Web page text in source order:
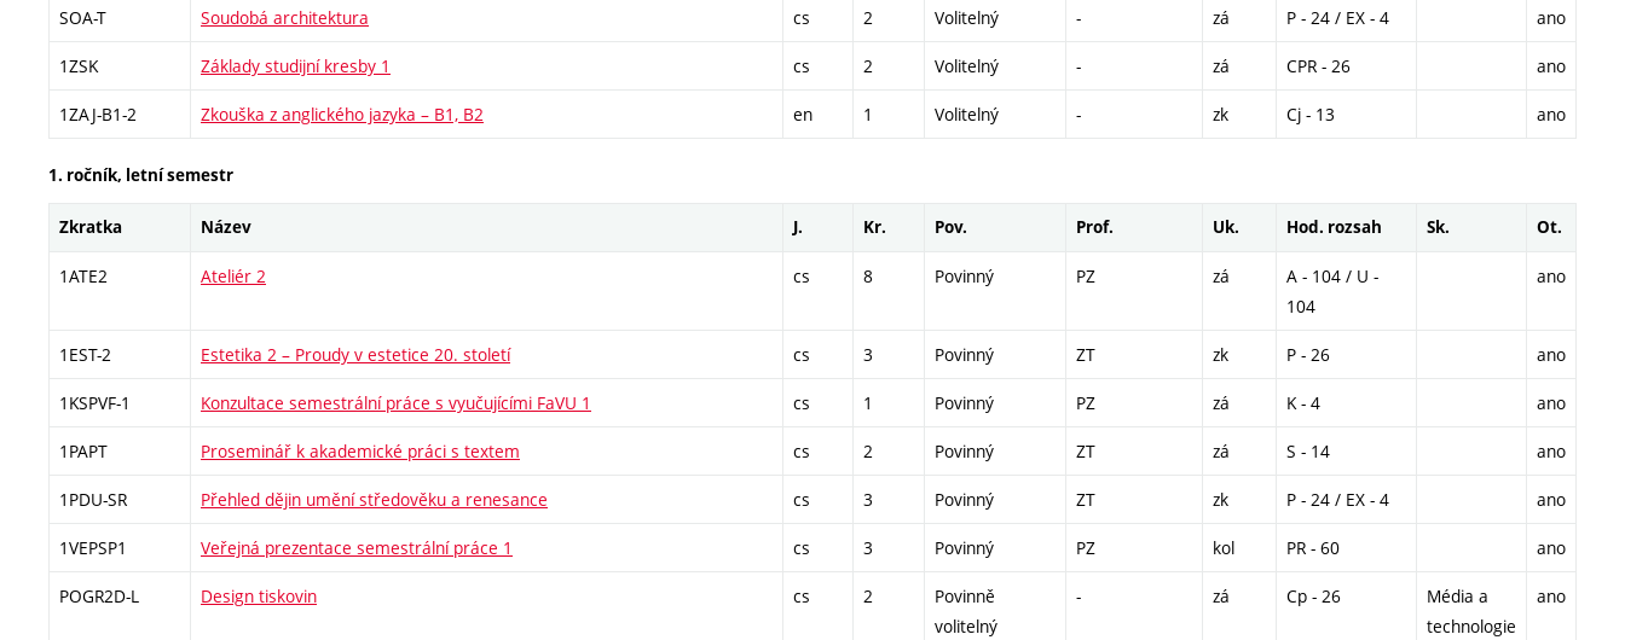
SOA-T Soudobá architektura cs 2 Volitelný - zá P - 24 / EX - 4 ano
1ZSK Základy studijní kresby 1 cs 2 Volitelný - zá CPR - 26 ano
1ZAJ-B1-2 Zkouška z anglického jazyka – B1, B2 en 1 Volitelný - zk Cj - 13 ano
1. ročník, letní semestr
Zkratka Název J. Kr. Pov. Prof. Uk. Hod. rozsah Sk. Ot.
1ATE2 Ateliér 2 cs 8 Povinný PZ zá
A - 104 / U -
104
ano
1EST-2 Estetika 2 – Proudy v estetice 20. století cs 3 Povinný ZT zk P - 26 ano
1KSPVF-1 Konzultace semestrální práce s vyučujícími FaVU 1 cs 1 Povinný PZ zá K - 4 ano
1PAPT Proseminář k akademické práci s textem cs 2 Povinný ZT zá S - 14 ano
1PDU-SR Přehled dějin umění středověku a renesance cs 3 Povinný ZT zk P - 24 / EX - 4 ano
1VEPSP1 Veřejná prezentace semestrální práce 1 cs 3 Povinný PZ kol PR - 60 ano
POGR2D-L Design tiskovin cs 2
Povinně
volitelný
- zá Cp - 26
Média a
technologie
ano